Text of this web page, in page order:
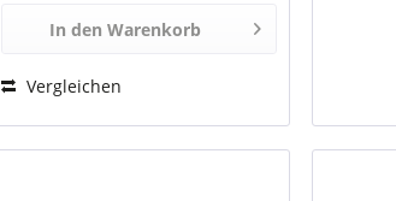
In den Warenkorb
Vergleichen